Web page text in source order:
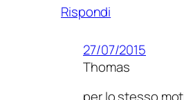
Rispondi
27/07/2015
Thomas